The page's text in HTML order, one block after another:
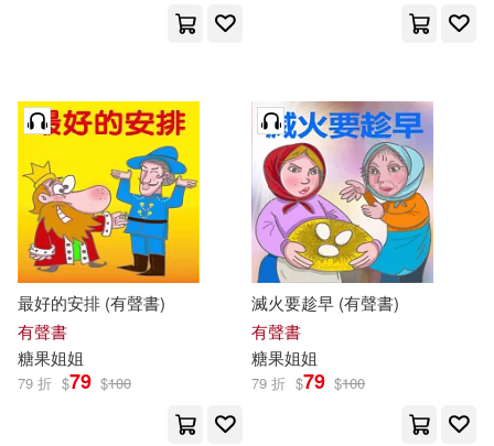
最好的安排 (有聲書)
有聲書
糖果姐姐
79 折 $79 $100
滅火要趁早 (有聲書)
有聲書
糖果姐姐
79 折 $79 $100